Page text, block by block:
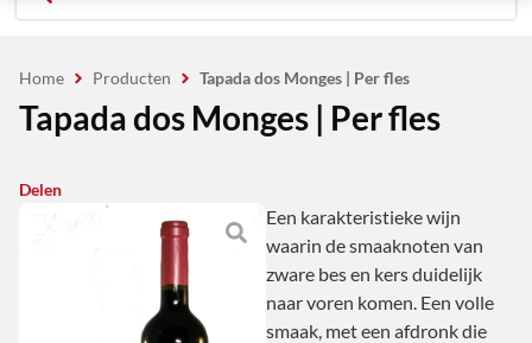
Home Producten Tapada dos Monges | Per fles
Tapada dos Monges | Per fles
Delen
Een karakteristieke wijn
waarin de smaaknoten van
zware bes en kers duidelijk
naar voren komen. Een volle
smaak, met een afdronk die